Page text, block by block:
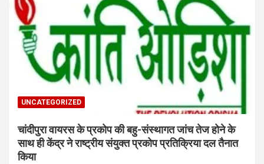
UNCATEGORIZED
चांदीपुरा वायरस के प्रकोप की बहु-संस्थागत जांच तेज होने के
साथ ही केंद्र ने राष्ट्रीय संयुक्त प्रकोप प्रतिक्रिया दल तैनात
किया